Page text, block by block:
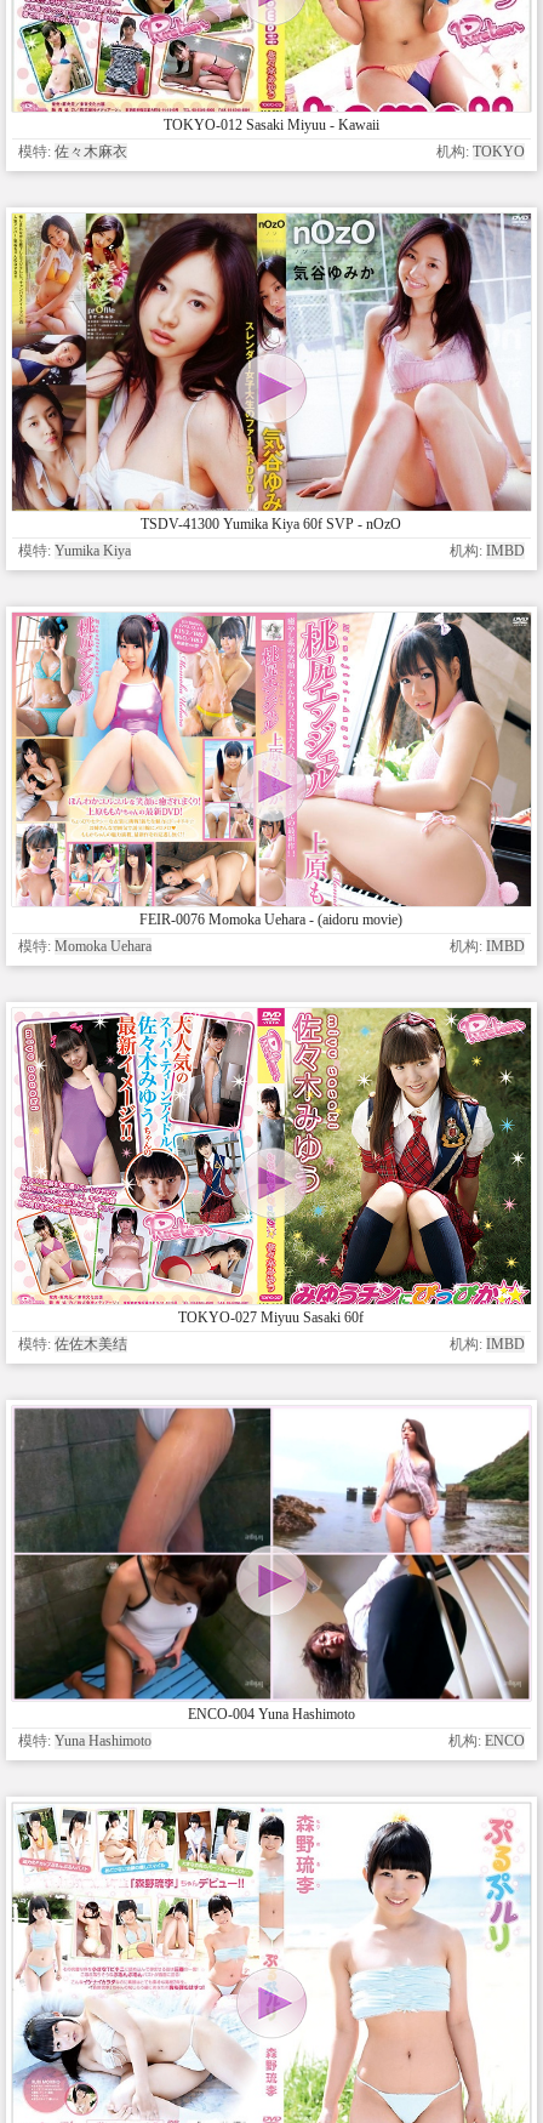
TOKYO-012 Sasaki Miyuu - Kawaii
模特: 佐々木麻衣 机构: TOKYO
TSDV-41300 Yumika Kiya 60f SVP - nOzO
模特: Yumika Kiya 机构: IMBD
FEIR-0076 Momoka Uehara - (aidoru movie)
模特: Momoka Uehara 机构: IMBD
TOKYO-027 Miyuu Sasaki 60f
模特: 佐佐木美结 机构: IMBD
ENCO-004 Yuna Hashimoto
模特: Yuna Hashimoto 机构: ENCO